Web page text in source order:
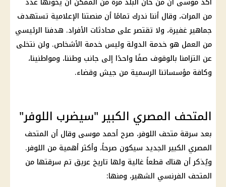
من المرات، وقال أننا ندرك تمامًا أن منصتنا الإعلامية تستهدف
جماهير غفيرة، ولا تقتصر على محادثات الأفراد. هدفنا الرئيسي
من العمل هو خدمة الدولة وليس خدمة الأشخاص. ولن نتخلى
عن التزامنا بالوقوف صفًا واحدًا إلى جانب وطننا، ومواطنينا،
وكافة مؤسساتنا الرسمية من جيش وقضاء.
المتحف المصري الكبير "سيضرب اللوفر"
بعد سرقة متحف اللوفر، صرح أحمد موسى وقال أن المتحف
المصري الكبيرالجديد سيكون صرحاً، وأكثر أهمية من اللوفر.
ويُذكر أن هناك قطعاً غالية ولها تاريخ عريق تم سرقتها من
المتحف الفرنسي الشهير، ومنها: